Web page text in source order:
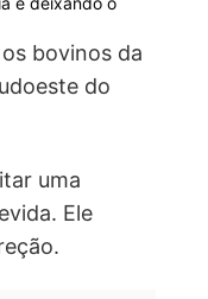
bovinos da
do
uma
Ele